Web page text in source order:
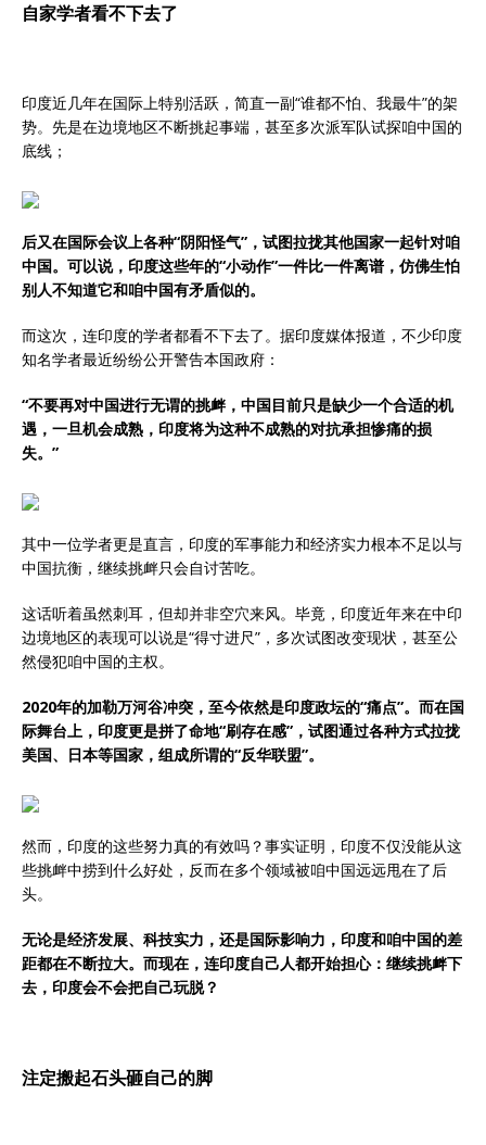
自家学者看不下去了
印度近几年在国际上特别活跃，简直一副“谁都不怕、我最牛”的架
势。先是在边境地区不断挑起事端，甚至多次派军队试探咱中国的
底线；
后又在国际会议上各种“阴阳怪气”，试图拉拢其他国家一起针对咱
中国。可以说，印度这些年的“小动作”一件比一件离谱，仿佛生怕
别人不知道它和咱中国有矛盾似的。
而这次，连印度的学者都看不下去了。据印度媒体报道，不少印度
知名学者最近纷纷公开警告本国政府：
“不要再对中国进行无谓的挑衅，中国目前只是缺少一个合适的机
遇，一旦机会成熟，印度将为这种不成熟的对抗承担惨痛的损
失。”
其中一位学者更是直言，印度的军事能力和经济实力根本不足以与
中国抗衡，继续挑衅只会自讨苦吃。
这话听着虽然刺耳，但却并非空穴来风。毕竟，印度近年来在中印
边境地区的表现可以说是“得寸进尺”，多次试图改变现状，甚至公
然侵犯咱中国的主权。
2020年的加勒万河谷冲突，至今依然是印度政坛的“痛点”。而在国
际舞台上，印度更是拼了命地“刷存在感”，试图通过各种方式拉拢
美国、日本等国家，组成所谓的“反华联盟”。
然而，印度的这些努力真的有效吗？事实证明，印度不仅没能从这
些挑衅中捞到什么好处，反而在多个领域被咱中国远远甩在了后
头。
无论是经济发展、科技实力，还是国际影响力，印度和咱中国的差
距都在不断拉大。而现在，连印度自己人都开始担心：继续挑衅下
去，印度会不会把自己玩脱？
注定搬起石头砸自己的脚